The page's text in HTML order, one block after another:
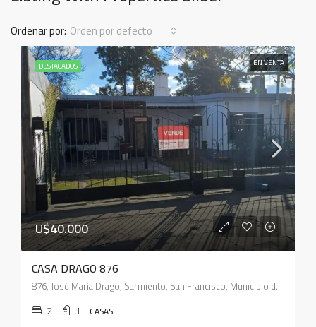
Ordenar por: Orden por defecto
DESTACADOS EN VENTA
U$40.000
CASA DRAGO 876
876, José María Drago, Sarmiento, San Francisco, Municipio de San Francisco, Pedanía Juárez Celman, Departamento San Justo, Córdoba, 2400, Argentina
2 1 CASAS